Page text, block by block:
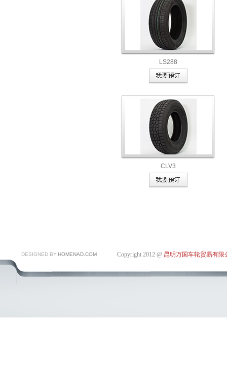
LS288
CLV3
Copyright 2012 @ 昆明万国车轮贸易有限
DESIGNED BY:HOMENAD.COM